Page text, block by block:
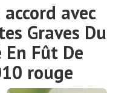
avec
Graves Du
En Fût De
rouge